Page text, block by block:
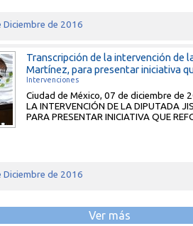
Diciembre de 2016
Transcripción de la intervención de
Martínez, para presentar iniciativa
Intervenciones
Ciudad de México, 07 de diciembre de
LA INTERVENCIÓN DE LA DIPUTADA
PARA PRESENTAR INICIATIVA QUE
Diciembre de 2016
Ver más